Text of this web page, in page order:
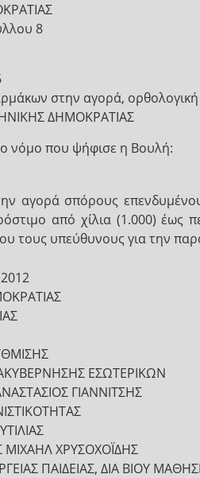
8
στην αγορά,
ΔΗΜΟΚΡΑΤΙΑΣ
νόμο που ψήφισε η Βουλή:
αγορά σπόρους
από χίλια (1.000)
τους υπεύθυνους για την
ΕΣΩΤΕΡΙΚΩΝ
ΓΙΑΝΝΙΤΣΗΣ
ΜΙΧΑΗΛ ΧΡΥΣΟΧΟΪΔΗΣ
ΠΑΙΔΕΙΑΣ, ΔΙΑ ΒΙΟΥ